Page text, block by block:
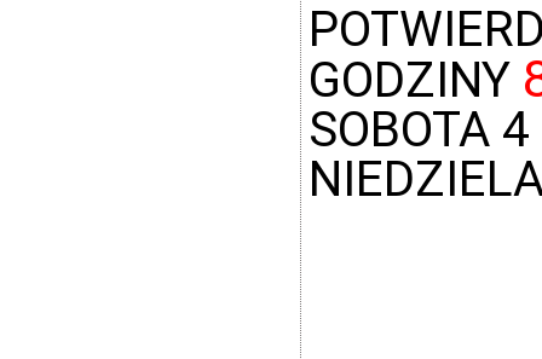
GODZINY
SOBOTA